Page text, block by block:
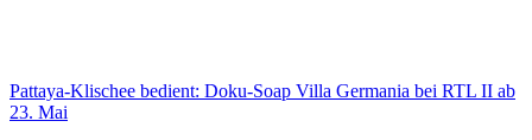
Pattaya-Klischee bedient: Doku-Soap Villa Germania bei RTL II ab
23. Mai